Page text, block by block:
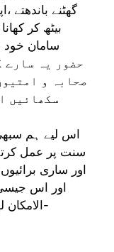
گھٹنے باندھتے
بیٹھ کر
سامان خود
حضور یہ سارے
صحابہ و
سکھائیں
اس لیے ہم
سنت پر عمل
اور ساری
اور اس
الامکان لوگوں کو بھی بچانے کی کوشش کریں-